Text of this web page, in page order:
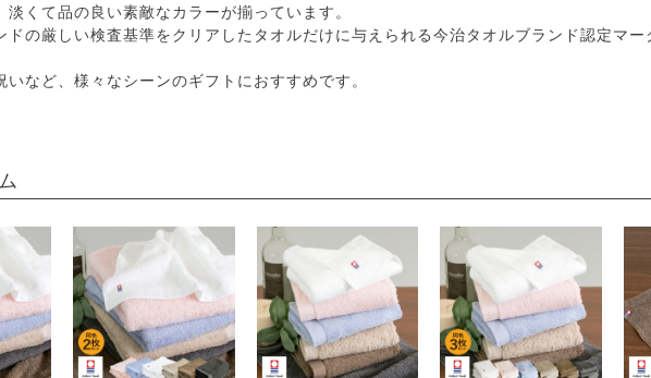
淡くて品の良い素敵なカラーが揃っています。
ドの厳しい検査基準をクリアしたタオルだけに与えられる今治タオルブランド認定マ
いなど、様々なシーンのギフトにおすすめです。